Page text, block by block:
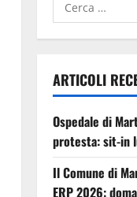
ARTICOLI
Ospedale di
protesta: sit-in
Il Comune di
ERP 2026: